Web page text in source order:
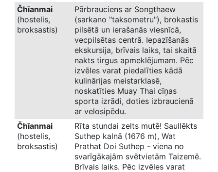
Čhīanmai
(hostelis,
broksastis)
Pārbrauciens ar Songthaew
(sarkano "taksometru"), brokastis
pilsētā un ierašanās viesnīcā,
vecpilsētas centrā. Iepazīšanās
ekskursija, brīvais laiks, tai skaitā
nakts tirgus apmeklējumam. Pēc
izvēles varat piedalīties kādā
kulinārijas meistarklasē,
noskatīties Muay Thai cīņas
sporta izrādi, doties izbraucienā
ar velosipēdu.
Čhīanmai
(hostelis,
broksastis)
Rīta stundai zelts mutē! Saullēkts
Suthep kalnā (1676 m), Wat
Prathat Doi Suthep - viena no
svarīgākajām svētvietām Taizemē.
Brīvais laiks. Pēc izvēles varat